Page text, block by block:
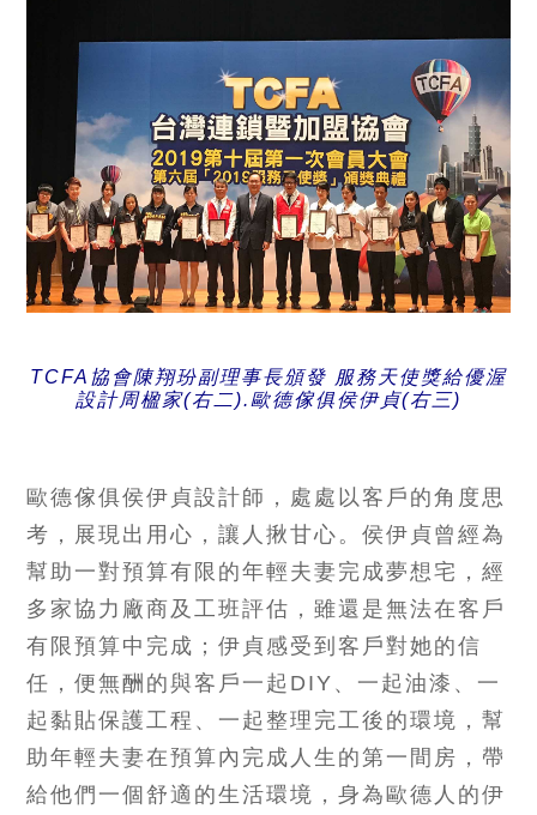
TCFA協會陳翔玢副理事長頒發 服務天使獎給優渥
設計周楹家(右二).歐德傢俱侯伊貞(右三)
歐德傢俱侯伊貞設計師，處處以客戶的角度思
考，展現出用心，讓人揪甘心。侯伊貞曾經為
幫助一對預算有限的年輕夫妻完成夢想宅，經
多家協力廠商及工班評估，雖還是無法在客戶
有限預算中完成；伊貞感受到客戶對她的信
任，便無酬的與客戶一起DIY、一起油漆、一
起黏貼保護工程、一起整理完工後的環境，幫
助年輕夫妻在預算內完成人生的第一間房，帶
給他們一個舒適的生活環境，身為歐德人的伊